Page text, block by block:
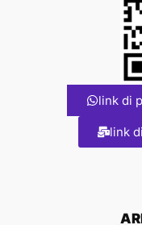
link di
link